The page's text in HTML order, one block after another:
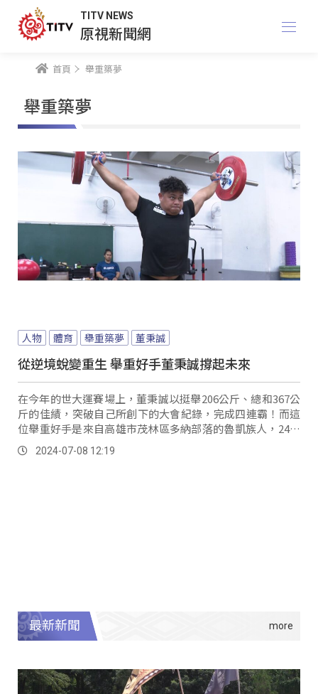
TITV NEWS
原視新聞網
首頁 舉重築夢
舉重築夢
人物 體育 舉重築夢 董秉誠
從逆境蛻變重生 舉重好手董秉誠撐起未來
在今年的世大運賽場上，董秉誠以挺舉206公斤、總和367公
斤的佳績，突破自己所創下的大會紀錄，完成四連霸！而這
位舉重好手是來自高雄市茂林區多納部落的魯凱族人，24歲
的他是家扶基金會長期陪伴的學生，在單親家庭且經濟狀況
弱勢的情況下能將舉重練好，選手的身心狀態以及家裡的支
2024-07-08 12:19
最新新聞